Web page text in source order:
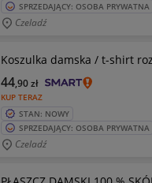
SPRZEDAJĄCY: OSOBA PRYWATNA
Czeladź
Koszulka damska / t-shirt
KUP TERAZ
44,90zł
STAN: NOWY
SPRZEDAJĄCY: OSOBA PRYWATNA
Czeladź